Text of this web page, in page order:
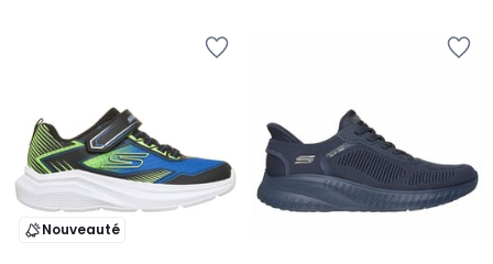
Nouveauté